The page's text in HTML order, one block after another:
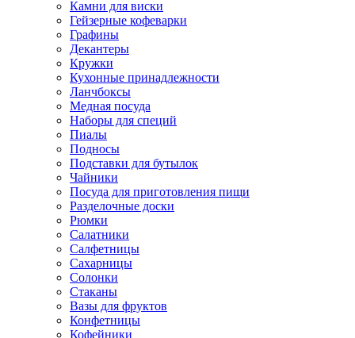
Камни для виски
Гейзерные кофеварки
Графины
Декантеры
Кружки
Кухонные принадлежности
Ланчбоксы
Медная посуда
Наборы для специй
Пиалы
Подносы
Подставки для бутылок
Чайники
Посуда для приготовления пищи
Разделочные доски
Рюмки
Салатники
Салфетницы
Сахарницы
Солонки
Стаканы
Вазы для фруктов
Конфетницы
Кофейники